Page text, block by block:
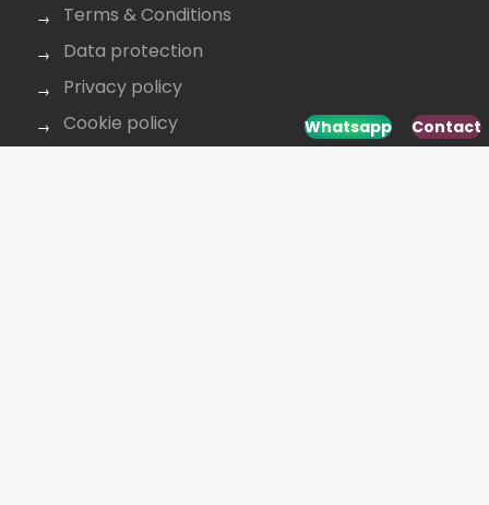
Whatsapp Contact
Terms & Conditions
Data protection
Privacy policy
Cookie policy